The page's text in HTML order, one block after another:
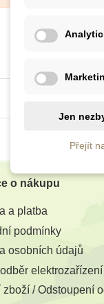
o nákupu
a platba
podmínky
osobních údajů
zboží / Odstoupení
Jen
Přejít